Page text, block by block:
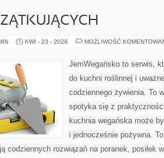
KWI - 23 - 2026 MOŻLIWOŚĆ
JemWegańsko to serwis,
do kuchni roślinnej i
codziennego żywienia. To
spotyka się z
kuchnia wegańska może
i jednocześnie pożywna.
codziennych rozwiązań na poranek, posiłek